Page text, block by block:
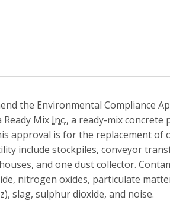
the Environmental Compliance
Mix Inc., a ready-mix
approval is for the replacement of
include stockpiles, conveyor
and one dust collector.
nitrogen oxides, particulate
slag, sulphur dioxide, and noise.